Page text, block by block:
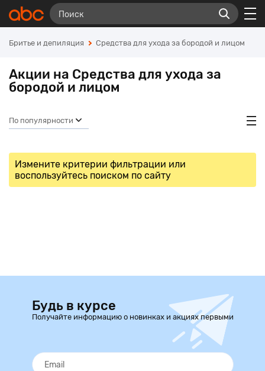
Бритье и депиляция Средства для ухода за бородой и лицом
Акции на Средства для ухода за
бородой и лицом
По популярности
Измените критерии фильтрации или
воспользуйтесь поиском по сайту
Будь в курсе
Получайте информацию о новинках и акциях первыми